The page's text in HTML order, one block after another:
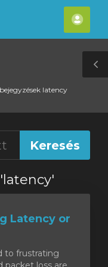
Fiók
latency
Latency or
to frustrating